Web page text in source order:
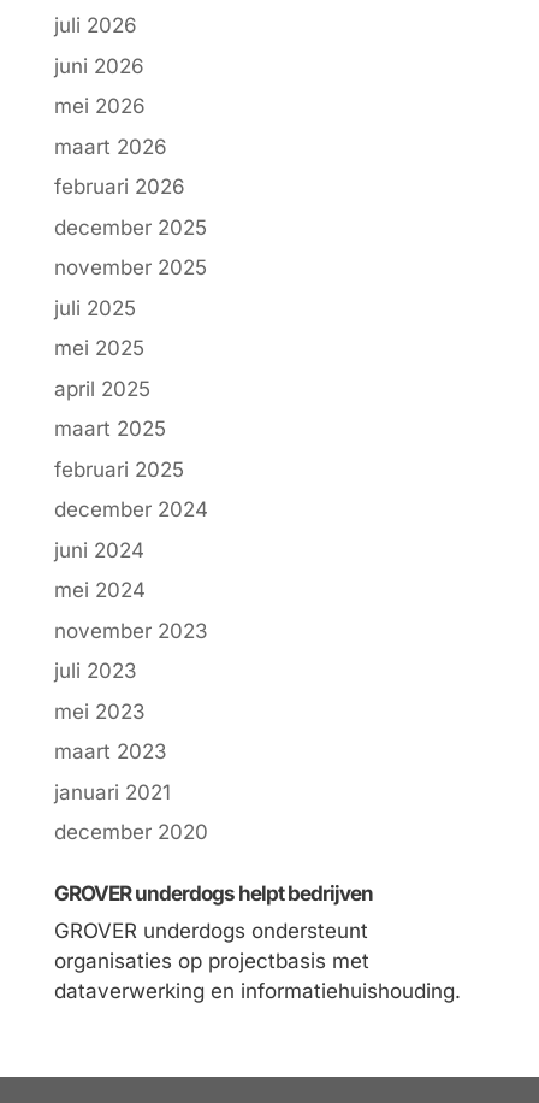
juli 2026
juni 2026
mei 2026
maart 2026
februari 2026
december 2025
november 2025
juli 2025
mei 2025
april 2025
maart 2025
februari 2025
december 2024
juni 2024
mei 2024
november 2023
juli 2023
mei 2023
maart 2023
januari 2021
december 2020
GROVER underdogs helpt bedrijven
GROVER underdogs ondersteunt
organisaties op projectbasis met
dataverwerking en informatiehuishouding.